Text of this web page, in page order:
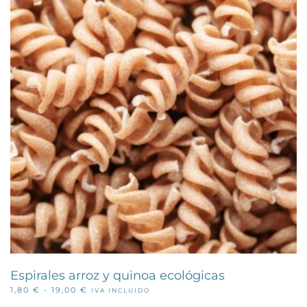
opciones
se
pueden
elegir
en
la
página
de
producto
Espirales arroz y quinoa ecológicas
1,80 € - 19,00 €
RANGO
IVA INCLUIDO